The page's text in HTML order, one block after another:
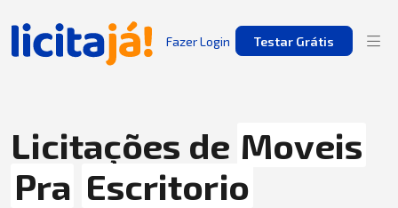
Fazer Login Testar Grátis
Licitações de Moveis
Pra Escritorio